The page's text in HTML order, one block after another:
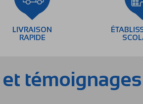
LIVRAISON
RAPIDE
et témoignages